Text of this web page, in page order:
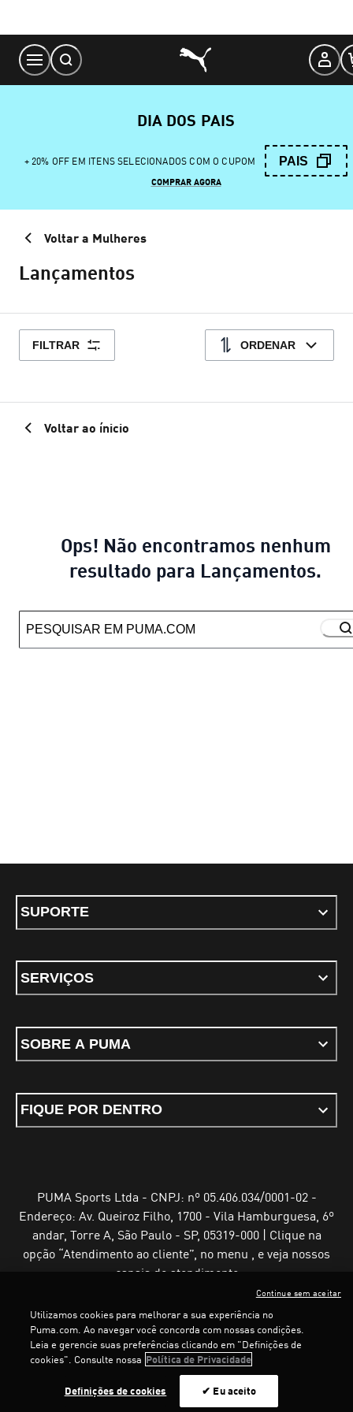
Content
DIA DOS PAIS
+ 20% OFF EM ITENS SELECIONADOS COM O CUPOM PAIS
COMPRAR AGORA
Voltar a Mulheres
Lançamentos
FILTRAR ORDENAR
Voltar ao ínicio
Ops! Não encontramos nenhum
resultado para Lançamentos.
SUPORTE
SERVIÇOS
SOBRE A PUMA
FIQUE POR DENTRO
PUMA Sports Ltda - CNPJ: nº 05.406.034/0001-02 -
Endereço: Av. Queiroz Filho, 1700 - Vila Hamburguesa, 6º
andar, Torre A, São Paulo - SP, 05319-000 | Clique na
opção “Atendimento ao cliente”, no menu , e veja nossos
canais de atendimento
Termos e Condições de UsoPolítica de Privacidade
Configurador de cookies
PUMA, 2025. Todos os direitos reservados
Utilizamos cookies para melhorar a sua experiência no
Puma.com. Ao navegar você concorda com nossas condições.
Leia e gerencie suas preferências clicando em "Definições de
cookies". Consulte nossa Política de Privacidade
Definições de cookies ✔ Eu aceito
Continue sem aceitar